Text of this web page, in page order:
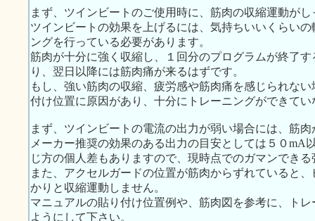
まず、ツインビートのご使用時に、筋肉の収縮運動が
ツインビートの効果を上げるには、気持ちいいくらい
ングを行っている必要があります。
筋肉が十分に強く収縮し、１回分のプログラムが終了
り、翌日以降には筋肉痛が来るはずです。
もし、強い筋肉の収縮、疲労感や筋肉痛を感じられな
付け位置に原因があり、十分にトレーニングができて
まず、ツインビートの電流の出力が弱い場合には、筋
メーカー推奨の効果のある出力の目安としては５０mA
じ方の個人差もありますので、現時点でのガマンでき
また、アクセルガードの位置が筋肉からずれていると
かりと収縮運動しません。
マニュアルの貼り付け位置例や、筋肉図を参考に、ト
ようにして下さい。